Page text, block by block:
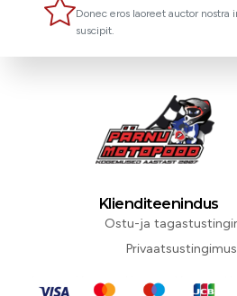
Donec eros laoreet auctor nostra
suscipit.
Klienditeenindus
Ostu-ja